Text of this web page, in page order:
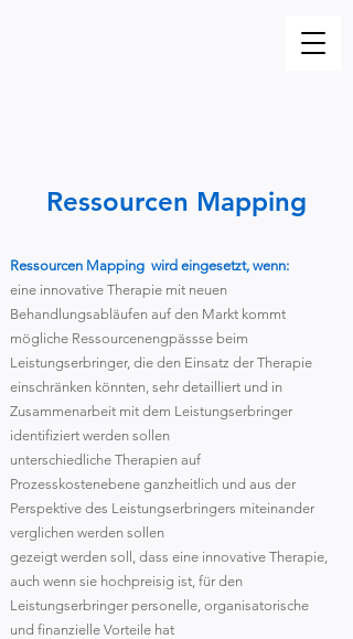
Ressourcen Mapping
Ressourcen Mapping wird eingesetzt, wenn:
eine innovative Therapie mit neuen
Behandlungsabläufen auf den Markt kommt
mögliche Ressourcenengpässse beim
Leistungserbringer, die den Einsatz der Therapie
einschränken könnten, sehr detailliert und in
Zusammenarbeit mit dem Leistungserbringer
identifiziert werden sollen
unterschiedliche Therapien auf
Prozesskostenebene ganzheitlich und aus der
Perspektive des Leistungserbringers miteinander
verglichen werden sollen
gezeigt werden soll, dass eine innovative Therapie,
auch wenn sie hochpreisig ist, für den
Leistungserbringer personelle, organisatorische
und finanzielle Vorteile hat